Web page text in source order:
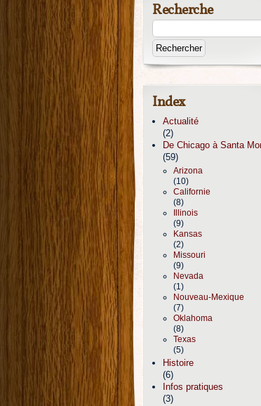
Recherche
Index
Actualité
(2)
De Chicago à Santa
(59)
Arizona
(10)
Californie
(8)
Illinois
(9)
Kansas
(2)
Missouri
(9)
Nevada
(1)
Nouveau-Mexique
(7)
Oklahoma
(8)
Texas
(5)
Histoire
(6)
Infos pratiques
(3)